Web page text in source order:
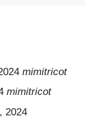
mimitricot
mimitricot
2024